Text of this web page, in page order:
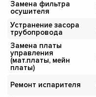
Замена фильтра
осушителя
Устранение засора
трубопровода
Замена платы
управления
(мат.платы, мейн
платы)
Ремонт испарителя